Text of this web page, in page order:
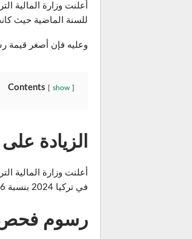
للسنة الماضية حيث كانت
وعليه فإن أصغر قيمة رسوم معاينة للسيارات
Contents show
الزيادة على
في تركيا 2024 بنسبة 58.46% بحسب قوة المحرك وعمر السيارة.
رسوم فحص